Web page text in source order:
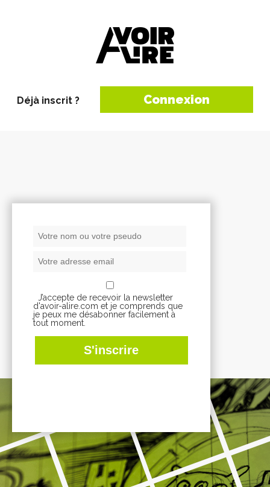
Déjà inscrit ? Connexion
J’accepte de recevoir la newsletter
d'avoir-alire.com et je comprends que
je peux me désabonner facilement à
tout moment.